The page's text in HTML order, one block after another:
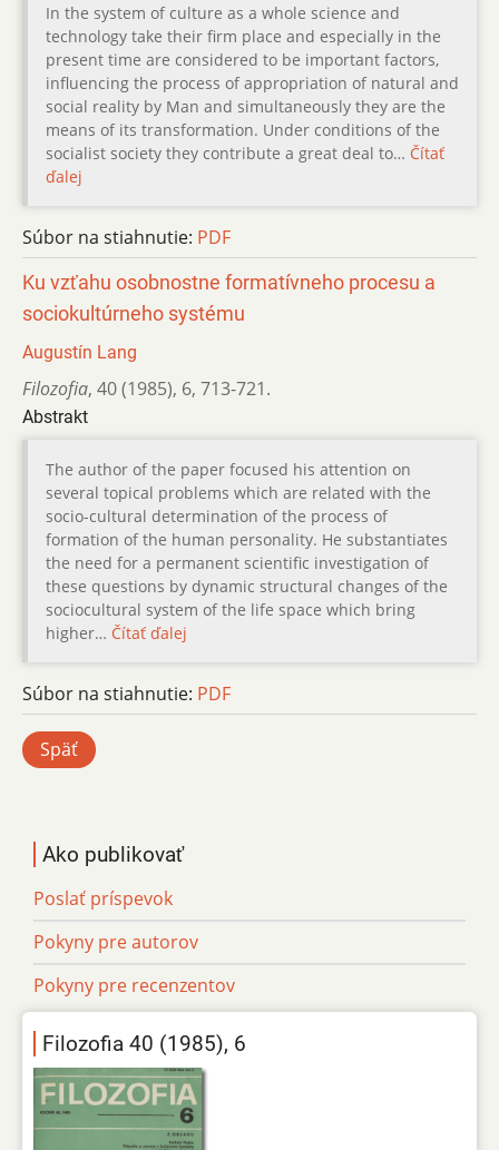
In the system of culture as a whole science and
technology take their firm place and especially in the
present time are considered to be important factors,
influencing the process of appropriation of natural and
social reality by Man and simultaneously they are the
means of its transformation. Under conditions of the
socialist society they contribute a great deal to… Čítať
ďalej
Súbor na stiahnutie: PDF
Ku vzťahu osobnostne formatívneho procesu a
sociokultúrneho systému
Augustín Lang
Filozofia, 40 (1985), 6, 713-721.
Abstrakt
The author of the paper focused his attention on
several topical problems which are related with the
socio-cultural determination of the process of
formation of the human personality. He substantiates
the need for a permanent scientific investigation of
these questions by dynamic structural changes of the
sociocultural system of the life space which bring
higher… Čítať ďalej
Súbor na stiahnutie: PDF
Späť
Ako publikovať
Poslať príspevok
Pokyny pre autorov
Pokyny pre recenzentov
Filozofia 40 (1985), 6